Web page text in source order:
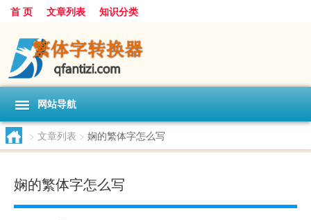
首 页 文章列表 知识分类
网站导航
> 文章列表 > 娴的繁体字怎么写
娴的繁体字怎么写